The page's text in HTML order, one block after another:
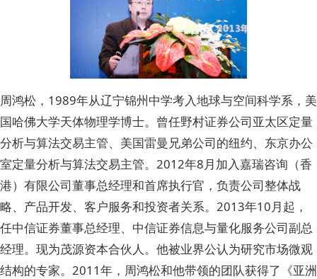
周鸿松，1989年从辽宁锦州中学考入地球与空间科学系，美
国哈佛大学天体物理学博士。曾任野村证券公司亚太区定量
分析与算法交易主管、美国雷曼兄弟公司的纽约、东京办公
室定量分析与算法交易主管。2012年8月加入嘉瑞咨询（香
港）有限公司董事总经理和首席执行官，负责公司整体战
略、产品开发、客户服务和投资者关系。2013年10月起，
任中信证券董事总经理、中信证券信息与量化服务公司副总
经理。现为茂源资本合伙人。他被业界公认为研究市场微观
结构的专家。2011年，周鸿松和他带领的团队获得了《亚洲